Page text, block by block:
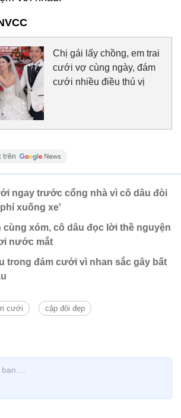
Chị gái lấy chồng, em trai
cưới vợ cùng ngày, đám
cưới nhiều điều thú vị
ngay trước cổng nhà vì cô dâu đòi
xuống xe'
xóm, cô dâu đọc lời thề nguyện
nước mắt
trong đám cưới vì nhan sắc gây bất
cưới cặp đôi đẹp